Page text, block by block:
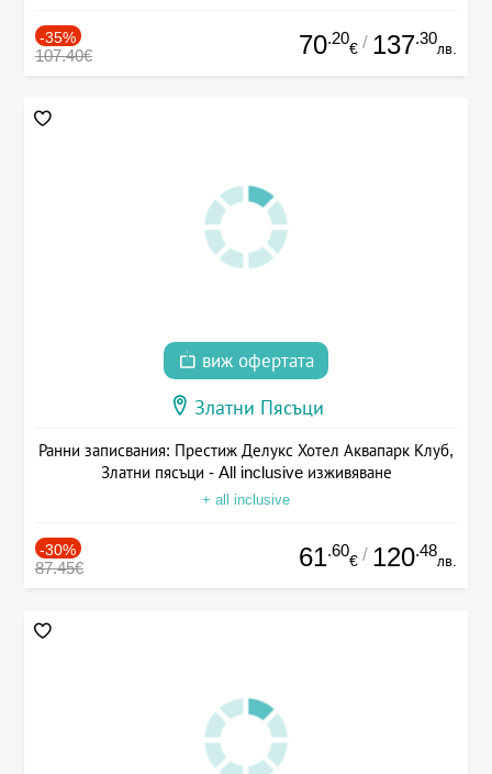
-35%
107.40€ 70.20
€ / 137.30
лв.
виж офертата
Златни Пясъци
Ранни записвания: Престиж Делукс Хотел Аквапарк Клуб,
Златни пясъци - All inclusive изживяване
+ all inclusive
-30%
87.45€ 61.60
€ / 120.48
лв.